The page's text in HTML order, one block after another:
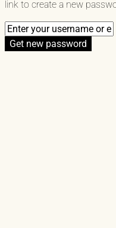
link to create a new
Get new password